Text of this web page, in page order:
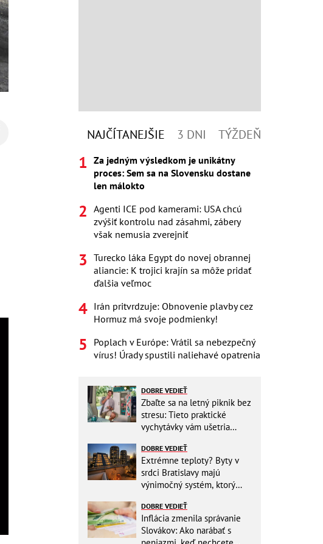
NAJČÍTANEJŠIE 3 DNI TÝŽDEŇ
Za jedným výsledkom je unikátny
proces: Sem sa na Slovensku dostane
len málokto
Agenti ICE pod kamerami: USA chcú
zvýšiť kontrolu nad zásahmi, zábery
však nemusia zverejniť
Turecko láka Egypt do novej obrannej
aliancie: K trojici krajín sa môže pridať
ďalšia veľmoc
Irán pritvrdzuje: Obnovenie plavby cez
Hormuz má svoje podmienky!
Poplach v Európe: Vrátil sa nebezpečný
vírus! Úrady spustili naliehavé opatrenia
DOBRE VEDIEŤ
Zbaľte sa na letný piknik bez
stresu: Tieto praktické
vychytávky vám ušetria
DOBRE VEDIEŤ
Extrémne teploty? Byty v
srdci Bratislavy majú
výnimočný systém, ktorý
DOBRE VEDIEŤ
Inflácia zmenila správanie
Slovákov: Ako narábať s